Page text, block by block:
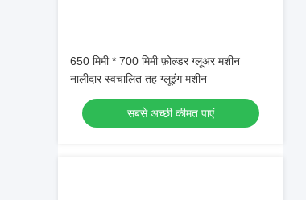
650 मिमी * 700 मिमी फ़ोल्डर ग्लूअर मशीन
नालीदार स्वचालित तह ग्लूइंग मशीन
सबसे अच्छी कीमत पाएं